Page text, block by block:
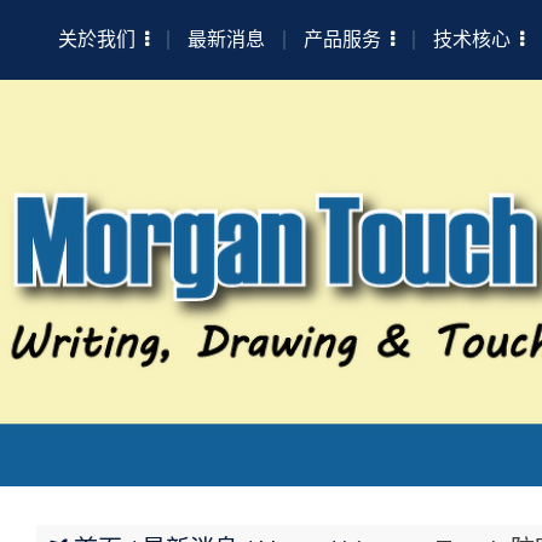
关於我们 最新消息 产品服务 技术核心